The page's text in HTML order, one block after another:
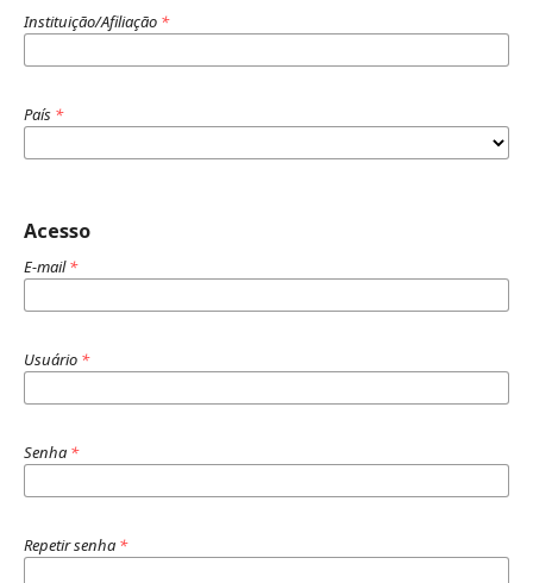
Instituição/Afiliação *
País *
Acesso
E-mail*
Usuário *
Senha *
Repetir senha *